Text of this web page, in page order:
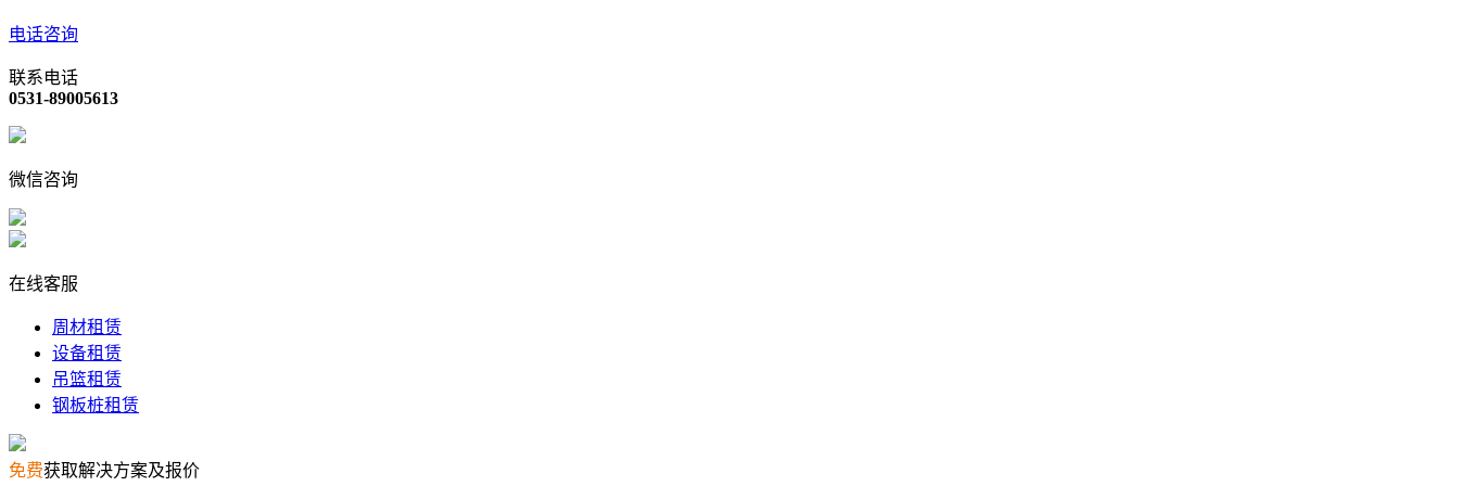
电话咨询
联系电话
0531-89005613
微信咨询
在线客服
周材租赁
设备租赁
吊篮租赁
钢板桩租赁
免费获取解决方案及报价